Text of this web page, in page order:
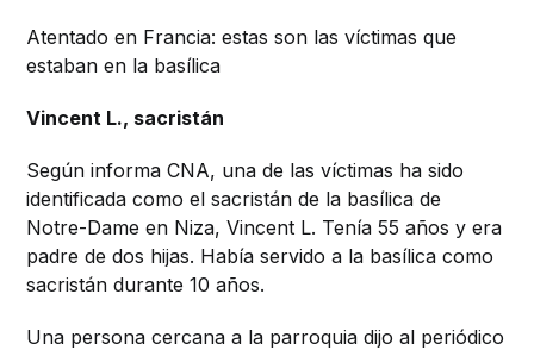
Atentado en Francia: estas son las víctimas que
estaban en la basílica
Vincent L., sacristán
Según informa CNA, una de las víctimas ha sido
identificada como el sacristán de la basílica de
Notre-Dame en Niza, Vincent L. Tenía 55 años y era
padre de dos hijas. Había servido a la basílica como
sacristán durante 10 años.
Una persona cercana a la parroquia dijo al periódico